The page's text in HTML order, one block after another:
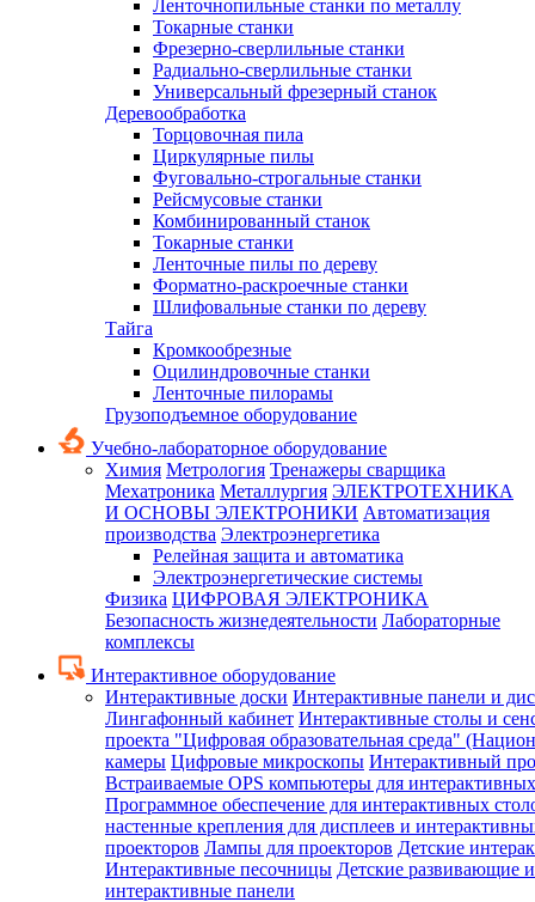
Ленточнопильные станки по металлу
Токарные станки
Фрезерно-сверлильные станки
Радиально-сверлильные станки
Универсальный фрезерный станок
Деревообработка
Торцовочная пила
Циркулярные пилы
Фуговально-строгальные станки
Рейсмусовые станки
Комбинированный станок
Токарные станки
Ленточные пилы по дереву
Форматно-раскроечные станки
Шлифовальные станки по дереву
Тайга
Кромкообрезные
Оцилиндровочные станки
Ленточные пилорамы
Грузоподъемное оборудование
Учебно-лабораторное оборудование
Химия Метрология Тренажеры сварщика
Мехатроника Металлургия ЭЛЕКТРОТЕХНИКА
И ОСНОВЫ ЭЛЕКТРОНИКИ Автоматизация
производства Электроэнергетика
Релейная защита и автоматика
Электроэнергетические системы
Физика ЦИФРОВАЯ ЭЛЕКТРОНИКА
Безопасность жизнедеятельности Лабораторные
комплексы
Интерактивное оборудование
Интерактивные доски Интерактивные панели и
Лингафонный кабинет Интерактивные столы и
проекта "Цифровая образовательная среда"
камеры Цифровые микроскопы Интерактивный
Встраиваемые OPS компьютеры для
Программное обеспечение для интерактивных
настенные крепления для дисплеев и
проекторов Лампы для проекторов Детские
Интерактивные песочницы Детские развивающие
интерактивные панели